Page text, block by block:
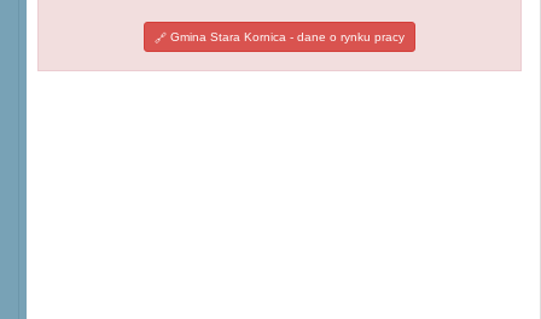
Gmina Stara Kornica - dane o rynku pracy